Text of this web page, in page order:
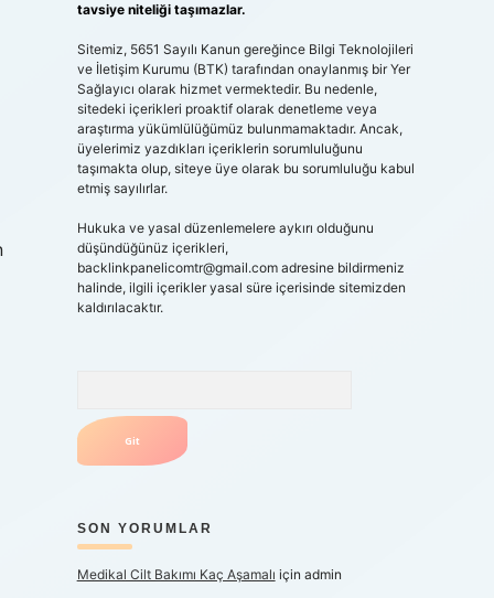
tavsiye niteliği taşımazlar.
Sitemiz, 5651 Sayılı Kanun gereğince Bilgi Teknolojileri
ve İletişim Kurumu (BTK) tarafından onaylanmış bir Yer
Sağlayıcı olarak hizmet vermektedir. Bu nedenle,
sitedeki içerikleri proaktif olarak denetleme veya
araştırma yükümlülüğümüz bulunmamaktadır. Ancak,
üyelerimiz yazdıkları içeriklerin sorumluluğunu
taşımakta olup, siteye üye olarak bu sorumluluğu kabul
etmiş sayılırlar.
Hukuka ve yasal düzenlemelere aykırı olduğunu
düşündüğünüz içerikleri,
backlinkpanelicomtr@gmail.comadresine bildirmeniz
halinde, ilgili içerikler yasal süre içerisinde sitemizden
kaldırılacaktır.
SON YORUMLAR
Medikal Cilt Bakımı Kaç Aşamalı için admin